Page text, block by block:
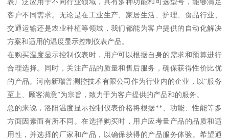
客户不同需求。无论是在工业生产、家居生活、护理、食品行业、
交通运输还是农业种植等领域，我们都能为客户提供的自动化解决
方案和适用的温度显示控制仪表产品。
在购买温度显示控制仪表时，用户可以根据自身的需求和预算进行
合理选择。同时，关注产品的质量和售后服务，确保获得性价比优
的产品。河南新瑞普测控技术有限公司作为行业内的企业，以“服务
至上、顾客满意”为宗旨，致力于为客户提供的产品和的服务。
总的来说，洛阳温度显示控制仪表价格将根据**、功能、性能等多
方面因素而有所不同。在选择购买时，用户应考量产品的品质和适
用性，并选择的厂家和产品，以确保获得的产品服务体验。希望通